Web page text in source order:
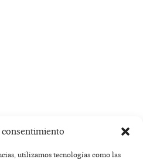
utilizamos tecnologías como las